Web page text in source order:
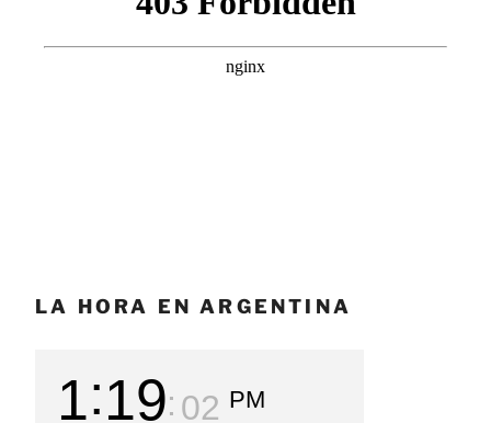
LA HORA EN ARGENTINA
1 19 03 PM